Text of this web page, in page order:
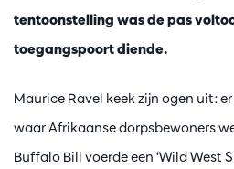
tentoonstelling was de pas
toegangspoort diende.
Maurice Ravel keek zijn ogen uit: er
waar Afrikaanse dorpsbewoners
Buffalo Bill voerde een ‘Wild West